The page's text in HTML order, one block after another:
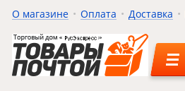
О магазине Оплата Доставка